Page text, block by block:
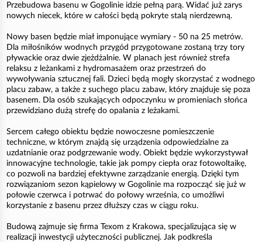
Przebudowa basenu w Gogolinie idzie pełną parą. Widać już zarys
nowych niecek, które w całości będą pokryte stalą nierdzewną.
Nowy basen będzie miał imponujące wymiary - 50 na 25 metrów.
Dla miłośników wodnych przygód przygotowane zostaną trzy tory
pływackie oraz dwie zjeżdżalnie. W planach jest również strefa
relaksu z leżankami z hydromasażem oraz przestrzeń do
wywoływania sztucznej fali. Dzieci będą mogły skorzystać z wodnego
placu zabaw, a także z suchego placu zabaw, który znajduje się poza
basenem. Dla osób szukających odpoczynku w promieniach słońca
przewidziano dużą strefę do opalania z leżakami.
Sercem całego obiektu będzie nowoczesne pomieszczenie
techniczne, w którym znajdą się urządzenia odpowiedzialne za
uzdatnianie oraz podgrzewanie wody. Obiekt będzie wykorzystywał
innowacyjne technologie, takie jak pompy ciepła oraz fotowoltaikę,
co pozwoli na bardziej efektywne zarządzanie energią. Dzięki tym
rozwiązaniom sezon kąpielowy w Gogolinie ma rozpocząć się już w
połowie czerwca i potrwać do połowy września, co umożliwi
korzystanie z basenu przez dłuższy czas w ciągu roku.
Budową zajmuje się firma Texom z Krakowa, specjalizująca się w
realizacji inwestycji użyteczności publicznej. Jak podkreśla